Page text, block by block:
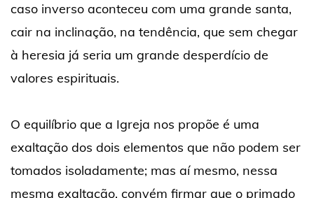
caso inverso aconteceu com uma grande santa,
cair na inclinação, na tendência, que sem chegar
à heresia já seria um grande desperdício de
valores espirituais.
O equilíbrio que a Igreja nos propõe é uma
exaltação dos dois elementos que não podem ser
tomados isoladamente; mas aí mesmo, nessa
mesma exaltação, convém firmar que o primado